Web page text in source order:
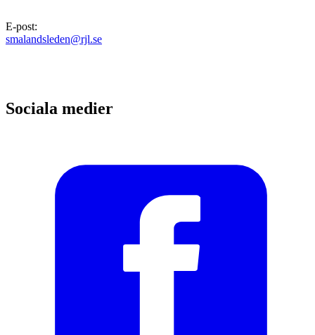
E-post:
smalandsleden@rjl.se
Sociala medier